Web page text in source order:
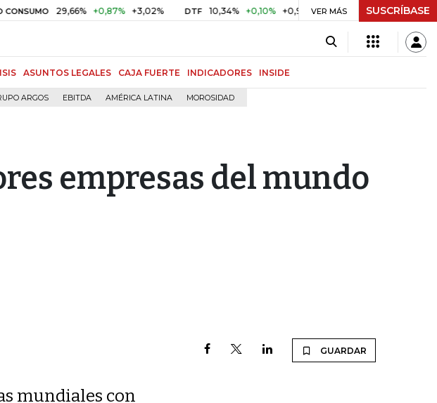
29,66% +0,87% +3,02% DTF 10,34% +0,10% +0,98% UVR $ 416,86 +$ 0,05 +0,01%
VER MÁS SUSCRÍBASE
ASUNTOS LEGALES CAJA FUERTE INDICADORES INSIDE
ARGOS EBITDA AMÉRICA LATINA MOROSIDAD
empresas del mundo
GUARDAR
mundiales con